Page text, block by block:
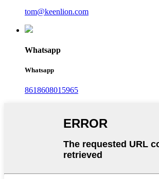
tom@keenlion.com
Whatsapp
Whatsapp
8618608015965